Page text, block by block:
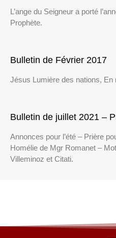
L’ange du Seigneur a porté
Prophète.
Bulletin de Février 2017
Jésus Lumière des nations, En
Bulletin de juillet 2021 –
Annonces pour l’été – Prière
Homélie de Mgr Romanet –
Villeminoz et Citati.